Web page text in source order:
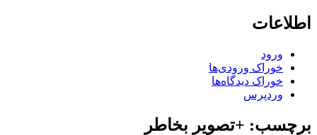
اطلاعات
ورود
خوراک ورودی‌ها
خوراک دیدگاه‌ها
وردپرس
برچسب: +تصویر بخاطر